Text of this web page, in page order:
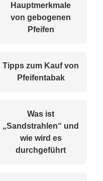
Hauptmerkmale
von gebogenen
Pfeifen
Tipps zum Kauf von
Pfeifentabak
Was ist
„Sandstrahlen“ und
wie wird es
durchgeführt